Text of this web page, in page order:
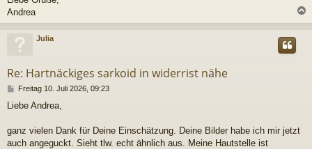
Andrea
a
Julia
Re: Hartnäckiges sarkoid in widerrist nähe
B
i
r
a
Freitag 10. Juli 2026, 09:23
Liebe Andrea,
ganz vielen Dank für Deine Einschätzung. Deine Bilder habe ich mir jetzt
auch angeguckt. Sieht tlw. echt ähnlich aus. Meine Hautstelle ist